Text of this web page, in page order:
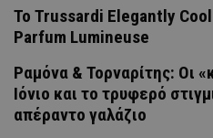
Το Trussardi Elegantly Cool
Parfum Lumineuse
Ραμόνα & Τορναρίτης: Οι
Ιόνιο και το τρυφερό
απέραντο γαλάζιο